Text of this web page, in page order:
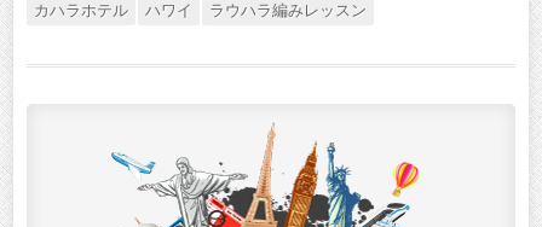
カハラホテル ハワイ ラウハラ編みレッスン